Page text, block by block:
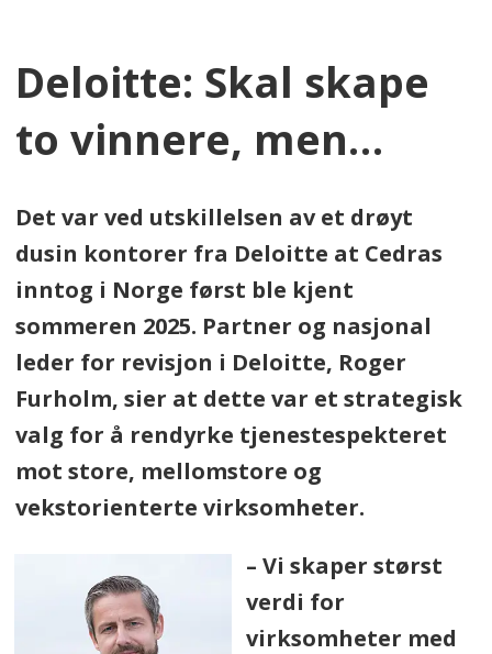
Deloitte: Skal skape
to vinnere, men…
Det var ved utskillelsen av et drøyt
dusin kontorer fra Deloitte at Cedras
inntog i Norge først ble kjent
sommeren 2025. Partner og nasjonal
leder for revisjon i Deloitte, Roger
Furholm, sier at dette var et strategisk
valg for å rendyrke tjenestespekteret
mot store, mellomstore og
vekstorienterte virksomheter.
– Vi skaper størst
verdi for
virksomheter med